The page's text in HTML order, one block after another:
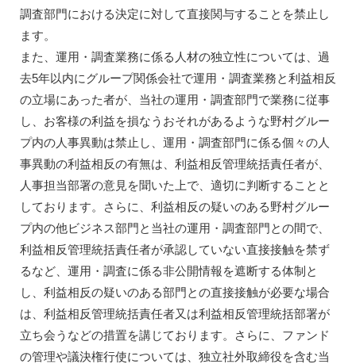
調査部門における決定に対して直接関与することを禁止し
ます。
また、運用・調査業務に係る人材の独立性については、過
去5年以内にグループ関係会社で運用・調査業務と利益相反
の立場にあった者が、当社の運用・調査部門で業務に従事
し、お客様の利益を損なうおそれがあるような野村グルー
プ内の人事異動は禁止し、運用・調査部門に係る個々の人
事異動の利益相反の有無は、利益相反管理統括責任者が、
人事担当部署の意見を聞いた上で、適切に判断することと
しております。さらに、利益相反の疑いのある野村グルー
プ内の他ビジネス部門と当社の運用・調査部門との間で、
利益相反管理統括責任者が承認していない直接接触を禁ず
るなど、運用・調査に係る非公開情報を遮断する体制と
し、利益相反の疑いのある部門との直接接触が必要な場合
は、利益相反管理統括責任者又は利益相反管理統括部署が
立ち会うなどの措置を講じております。さらに、ファンド
の管理や議決権行使については、独立社外取締役を含む当